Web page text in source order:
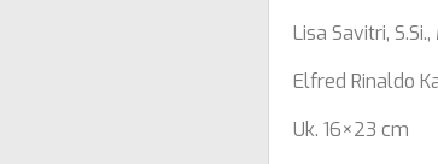
Lisa Savitri, S.Si.,
Elfred Rinaldo
Uk. 16×23 cm